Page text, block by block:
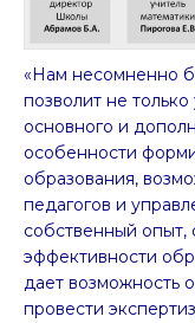
«Нам несомненно
позволит не
основного и
особенности
образования,
педагогов и
собственный
эффективности
дает возможность
провести